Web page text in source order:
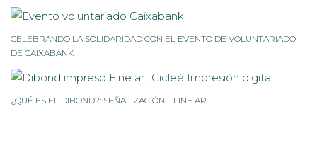
CELEBRANDO LA SOLIDARIDAD CON EL EVENTO DE VOLUNTARIADO
DE CAIXABANK
¿QUÉ ES EL DIBOND?: SEÑALIZACIÓN – FINE ART